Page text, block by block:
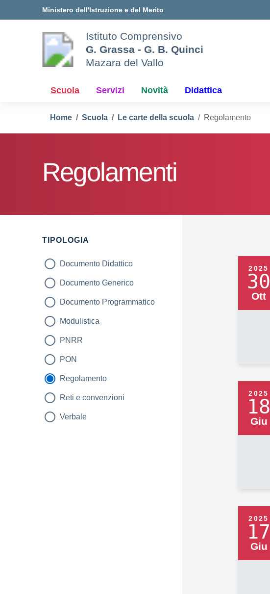
Ministero dell'Istruzione e del Merito
Istituto Comprensivo
G. Grassa - G. B. Quinci
Mazara del Vallo
Scuola Servizi Novità Didattica
Home Scuola Le carte della scuola Regolamento
Regolamenti
Filtri
TIPOLOGIA
Documento Didattico
Documento Generico
Documento Programmatico
Modulistica
PNRR
PON
Regolamento
Reti e convenzioni
Verbale
2025
30
Ott
2025
18
Giu
2025
17
Giu